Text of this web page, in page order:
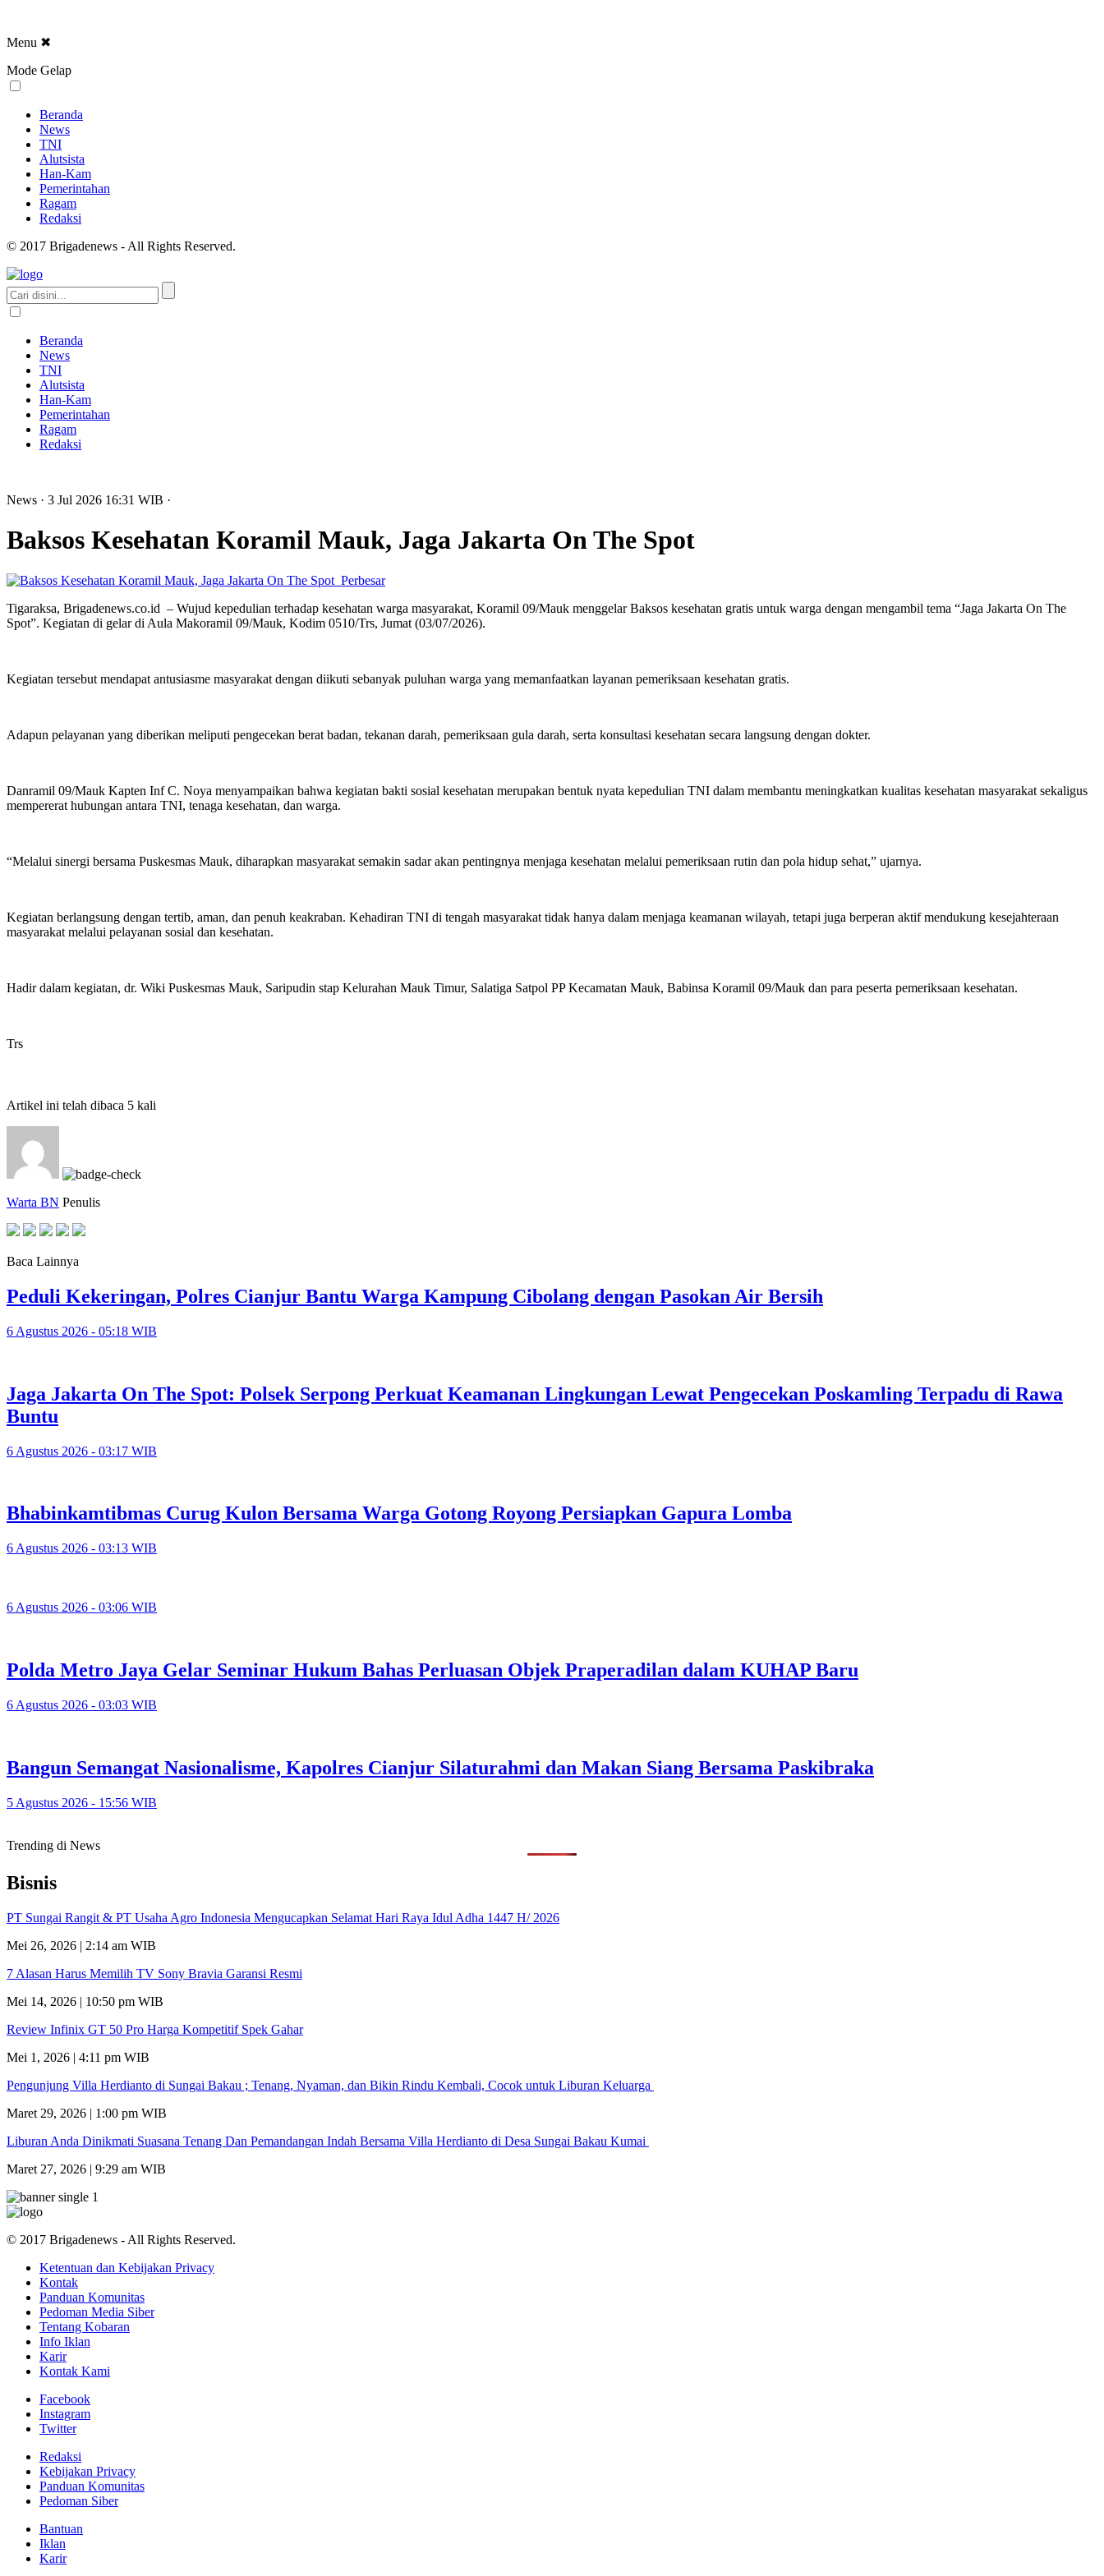
Menu ✖
Mode Gelap
Beranda
News
TNI
Alutsista
Han-Kam
Pemerintahan
Ragam
Redaksi
© 2017 Brigadenews - All Rights Reserved.
Beranda
News
TNI
Alutsista
Han-Kam
Pemerintahan
Ragam
Redaksi
News · 3 Jul 2026 16:31 WIB ·
Baksos Kesehatan Koramil Mauk, Jaga Jakarta On The Spot
Perbesar
Tigaraksa, Brigadenews.co.id – Wujud kepedulian terhadap kesehatan warga masyarakat, Koramil 09/Mauk menggelar Baksos kesehatan gratis untuk warga dengan mengambil tema “Jaga Jakarta On The
Spot”. Kegiatan di gelar di Aula Makoramil 09/Mauk, Kodim 0510/Trs, Jumat (03/07/2026).
Kegiatan tersebut mendapat antusiasme masyarakat dengan diikuti sebanyak puluhan warga yang memanfaatkan layanan pemeriksaan kesehatan gratis.
Adapun pelayanan yang diberikan meliputi pengecekan berat badan, tekanan darah, pemeriksaan gula darah, serta konsultasi kesehatan secara langsung dengan dokter.
Danramil 09/Mauk Kapten Inf C. Noya menyampaikan bahwa kegiatan bakti sosial kesehatan merupakan bentuk nyata kepedulian TNI dalam membantu meningkatkan kualitas kesehatan masyarakat sekaligus
mempererat hubungan antara TNI, tenaga kesehatan, dan warga.
“Melalui sinergi bersama Puskesmas Mauk, diharapkan masyarakat semakin sadar akan pentingnya menjaga kesehatan melalui pemeriksaan rutin dan pola hidup sehat,” ujarnya.
Kegiatan berlangsung dengan tertib, aman, dan penuh keakraban. Kehadiran TNI di tengah masyarakat tidak hanya dalam menjaga keamanan wilayah, tetapi juga berperan aktif mendukung kesejahteraan
masyarakat melalui pelayanan sosial dan kesehatan.
Hadir dalam kegiatan, dr. Wiki Puskesmas Mauk, Saripudin stap Kelurahan Mauk Timur, Salatiga Satpol PP Kecamatan Mauk, Babinsa Koramil 09/Mauk dan para peserta pemeriksaan kesehatan.
Trs
Artikel ini telah dibaca 5 kali
Warta BN Penulis
Baca Lainnya
Peduli Kekeringan, Polres Cianjur Bantu Warga Kampung Cibolang dengan Pasokan Air Bersih
6 Agustus 2026 - 05:18 WIB
Jaga Jakarta On The Spot: Polsek Serpong Perkuat Keamanan Lingkungan Lewat Pengecekan Poskamling Terpadu di Rawa
Buntu
6 Agustus 2026 - 03:17 WIB
Bhabinkamtibmas Curug Kulon Bersama Warga Gotong Royong Persiapkan Gapura Lomba
6 Agustus 2026 - 03:13 WIB
6 Agustus 2026 - 03:06 WIB
Polda Metro Jaya Gelar Seminar Hukum Bahas Perluasan Objek Praperadilan dalam KUHAP Baru
6 Agustus 2026 - 03:03 WIB
Bangun Semangat Nasionalisme, Kapolres Cianjur Silaturahmi dan Makan Siang Bersama Paskibraka
5 Agustus 2026 - 15:56 WIB
Trending di News
Bisnis
PT Sungai Rangit & PT Usaha Agro Indonesia Mengucapkan Selamat Hari Raya Idul Adha 1447 H/ 2026
Mei 26, 2026 | 2:14 am WIB
7 Alasan Harus Memilih TV Sony Bravia Garansi Resmi
Mei 14, 2026 | 10:50 pm WIB
Review Infinix GT 50 Pro Harga Kompetitif Spek Gahar
Mei 1, 2026 | 4:11 pm WIB
Pengunjung Villa Herdianto di Sungai Bakau ; Tenang, Nyaman, dan Bikin Rindu Kembali, Cocok untuk Liburan Keluarga
Maret 29, 2026 | 1:00 pm WIB
Liburan Anda Dinikmati Suasana Tenang Dan Pemandangan Indah Bersama Villa Herdianto di Desa Sungai Bakau Kumai
Maret 27, 2026 | 9:29 am WIB
© 2017 Brigadenews - All Rights Reserved.
Ketentuan dan Kebijakan Privacy
Kontak
Panduan Komunitas
Pedoman Media Siber
Tentang Kobaran
Info Iklan
Karir
Kontak Kami
Facebook
Instagram
Twitter
Redaksi
Kebijakan Privacy
Panduan Komunitas
Pedoman Siber
Bantuan
Iklan
Karir